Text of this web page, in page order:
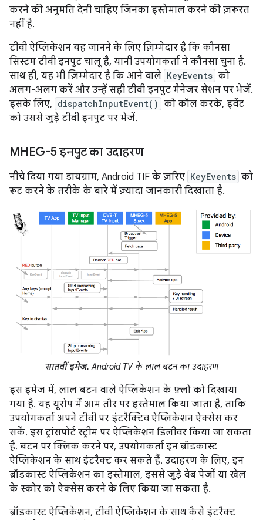
करने की अनुमति देनी चाहिए जिनका इस्तेमाल करने की ज़रूरत
नहीं है.
टीवी ऐप्लिकेशन यह जानने के लिए ज़िम्मेदार है कि कौनसा
सिस्टम टीवी इनपुट चालू है, यानी उपयोगकर्ता ने कौनसा चुना है.
साथ ही, यह भी ज़िम्मेदार है कि आने वाले KeyEvents को
अलग-अलग करें और उन्हें सही टीवी इनपुट मैनेजर सेशन पर भेजें.
इसके लिए, dispatchInputEvent() को कॉल करके, इवेंट
को उससे जुड़े टीवी इनपुट पर भेजें.
MHEG-5 इनपुट का उदाहरण
नीचे दिया गया डायग्राम, Android TIF के ज़रिए KeyEvents को
रूट करने के तरीके के बारे में ज़्यादा जानकारी दिखाता है.
सातवीं इमेज. Android TV के लाल बटन का उदाहरण
इस इमेज में, लाल बटन वाले ऐप्लिकेशन के फ़्लो को दिखाया
गया है. यह यूरोप में आम तौर पर इस्तेमाल किया जाता है, ताकि
उपयोगकर्ता अपने टीवी पर इंटरैक्टिव ऐप्लिकेशन ऐक्सेस कर
सकें. इस ट्रांसपोर्ट स्ट्रीम पर ऐप्लिकेशन डिलीवर किया जा सकता
है. बटन पर क्लिक करने पर, उपयोगकर्ता इन ब्रॉडकास्ट
ऐप्लिकेशन के साथ इंटरैक्ट कर सकते हैं. उदाहरण के लिए, इन
ब्रॉडकास्ट ऐप्लिकेशन का इस्तेमाल, इससे जुड़े वेब पेजों या खेल
के स्कोर को ऐक्सेस करने के लिए किया जा सकता है.
ब्रॉडकास्ट ऐप्लिकेशन, टीवी ऐप्लिकेशन के साथ कैसे इंटरैक्ट